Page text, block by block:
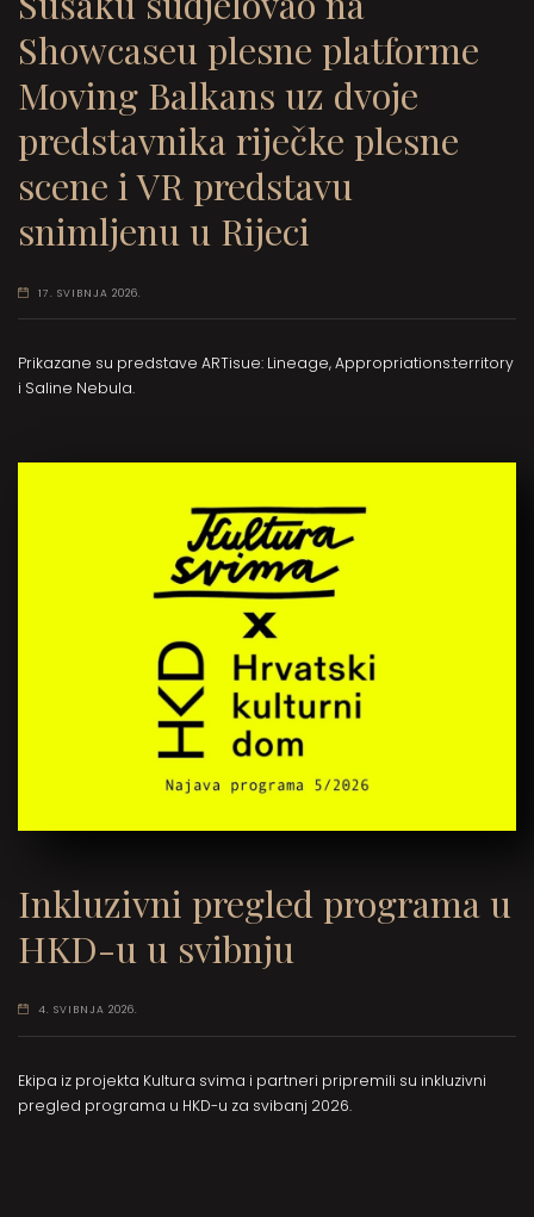
Showcaseu plesne platforme
Moving Balkans uz dvoje
predstavnika riječke plesne
scene i VR predstavu
snimljenu u Rijeci
17. SVIBNJA 2026.
Prikazane su predstave ARTisue: Lineage, Appropriations:territory
i Saline Nebula.
Inkluzivni pregled programa u
HKD-u u svibnju
4. SVIBNJA 2026.
Ekipa iz projekta Kultura svima i partneri pripremili su inkluzivni
pregled programa u HKD-u za svibanj 2026.